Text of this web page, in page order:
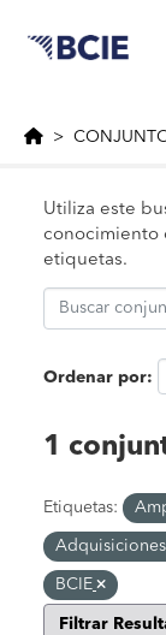
Utiliza este
conocimiento
etiquetas.
Ordenar por
1
Etiquetas:
BCIE
Filtrar